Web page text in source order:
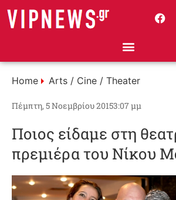
Home Arts / Cine / Theater
Πέμπτη, 5 Νοεμβρίου 20153:07 μμ
Ποιος είδαμε στη
πρεμιέρα του Νίκου